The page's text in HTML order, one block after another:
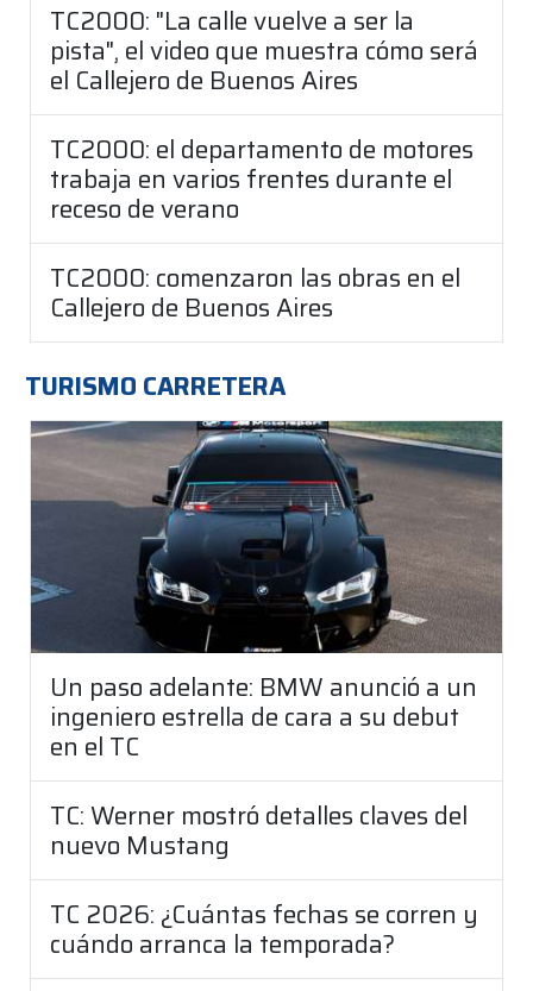
TC2000: "La calle vuelve a ser la
pista", el video que muestra cómo será
el Callejero de Buenos Aires
TC2000: el departamento de motores
trabaja en varios frentes durante el
receso de verano
TC2000: comenzaron las obras en el
Callejero de Buenos Aires
TURISMO CARRETERA
Un paso adelante: BMW anunció a un
ingeniero estrella de cara a su debut
en el TC
TC: Werner mostró detalles claves del
nuevo Mustang
TC 2026: ¿Cuántas fechas se corren y
cuándo arranca la temporada?